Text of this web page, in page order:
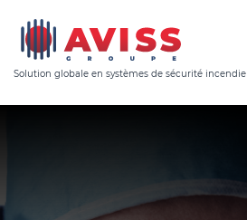
Solution globale en systèmes de sécurité incendie